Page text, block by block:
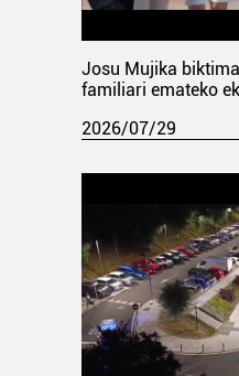
Josu Mujika
familiari emateko
2026/07/29